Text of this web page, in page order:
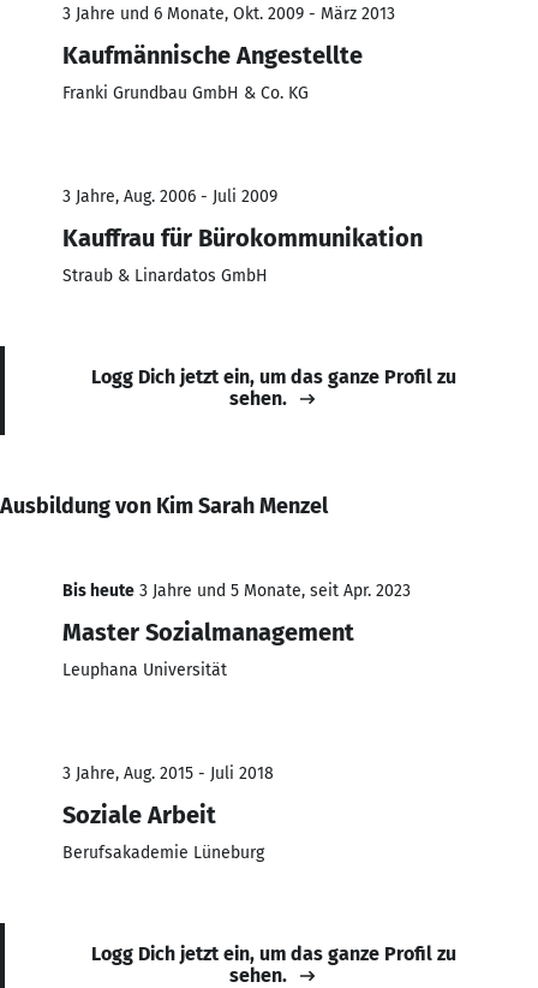
3 Jahre und 6 Monate, Okt. 2009 - März 2013
Kaufmännische Angestellte
Franki Grundbau GmbH & Co. KG
3 Jahre, Aug. 2006 - Juli 2009
Kauffrau für Bürokommunikation
Straub & Linardatos GmbH
Logg Dich jetzt ein, um das ganze Profil zu
sehen.
Ausbildung von Kim Sarah Menzel
Bis heute 3 Jahre und 5 Monate, seit Apr. 2023
Master Sozialmanagement
Leuphana Universität
3 Jahre, Aug. 2015 - Juli 2018
Soziale Arbeit
Berufsakademie Lüneburg
Logg Dich jetzt ein, um das ganze Profil zu
sehen.